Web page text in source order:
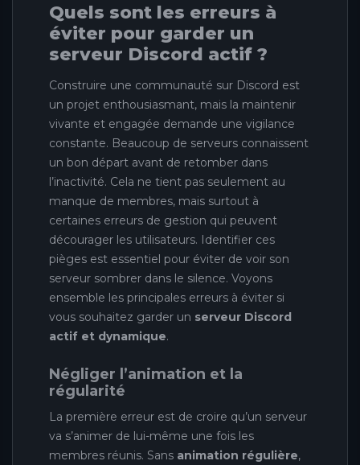
Quels sont les erreurs à
éviter pour garder un
serveur Discord actif ?
Construire une communauté sur Discord est
un projet enthousiasmant, mais la maintenir
vivante et engagée demande une vigilance
constante. Beaucoup de serveurs connaissent
un bon départ avant de retomber dans
l’inactivité. Cela ne tient pas seulement au
manque de membres, mais surtout à
certaines erreurs de gestion qui peuvent
décourager les utilisateurs. Identifier ces
pièges est essentiel pour éviter de voir son
serveur sombrer dans le silence. Voyons
ensemble les principales erreurs à éviter si
vous souhaitez garder un serveur Discord
actif et dynamique.
Négliger l’animation et la
régularité
La première erreur est de croire qu’un serveur
va s’animer de lui-même une fois les
membres réunis. Sans animation régulière,